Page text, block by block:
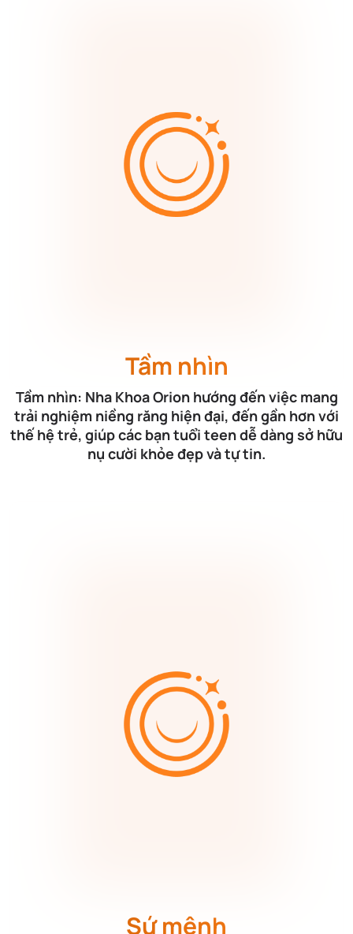
Tầm nhìn
Tầm nhìn: Nha Khoa Orion hướng đến việc mang
trải nghiệm niềng răng hiện đại, đến gần hơn với
thế hệ trẻ, giúp các bạn tuổi teen dễ dàng sở hữu
nụ cười khỏe đẹp và tự tin.
Sứ mệnh